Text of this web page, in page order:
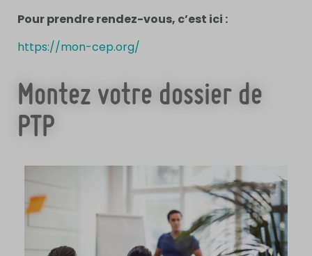
Pour prendre rendez-vous, c’est ici :
https://mon-cep.org/
Montez votre dossier de
PTP